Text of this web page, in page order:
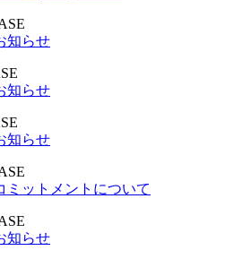
知らせ
知らせ
知らせ
ミットメントについて
知らせ